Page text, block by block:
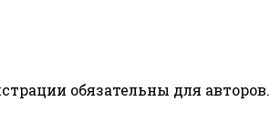
обязательны для авторов.